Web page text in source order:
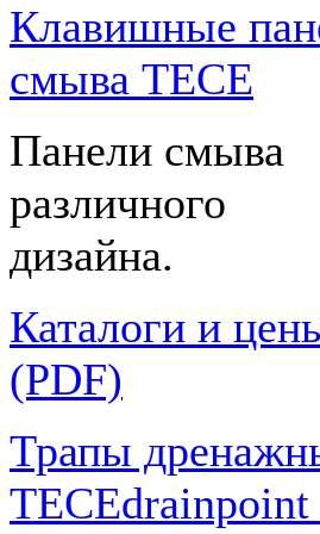
Клавишные
смыва TECE
Панели смыва
различного
дизайна.
Каталоги и
(PDF)
Трапы
TECEdrainpoint